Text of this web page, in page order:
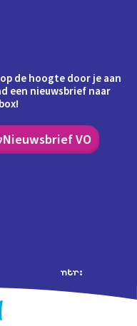
de hoogte door je aan
een nieuwsbrief naar
Nieuwsbrief VO